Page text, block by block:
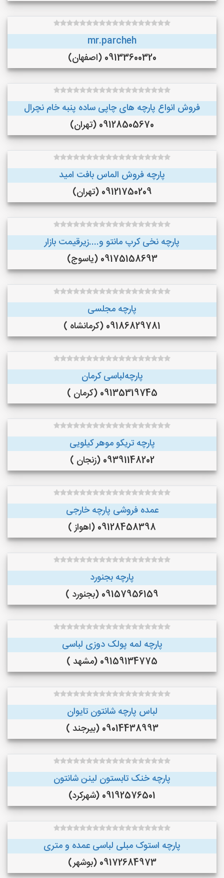
mr.parcheh
09133600320 (اصفهان)
فروش انواع پارچه های چاپی ساده پنبه خام نچرال
09128505670 (تهران)
پارچه فروش الماس بافت امید
09121750209 (تهران)
پارچه نخی کرپ مانتو و....زیرقیمت بازار
09175158693 (یاسوج)
پارچه مجلسی
09186829781 (کرمانشاه )
پارچه‌لباسی کرمان
09135319745 (کرمان )
پارچه تریکو موهر کیلویی
09391148202 (زنجان )
عمده فروشی پارچه خارجی
09128458398 (اهواز )
پارچه بجنورد
09157956159 (بجنورد )
پارچه لمه پولک دوزی لباسی
09159134775 (مشهد )
لباس پارچه شانتون تایوان
09014438993 (بیرجند )
پارچه خنک تابستون لینن شانتون
09192576501 (شهرکرد)
پارچه استوک مبلی لباسی عمده و متری
09172684973 (بوشهر)